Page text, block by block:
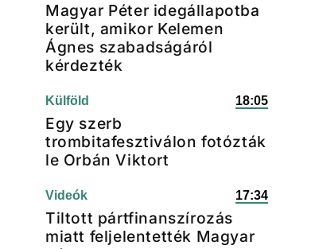
Magyar Péter idegállapotba
került, amikor Kelemen
Ágnes szabadságáról
kérdezték
Külföld 18:05
Egy szerb
trombitafesztiválon fotózták
le Orbán Viktort
Videók 17:34
Tiltott pártfinanszírozás
miatt feljelentették Magyar